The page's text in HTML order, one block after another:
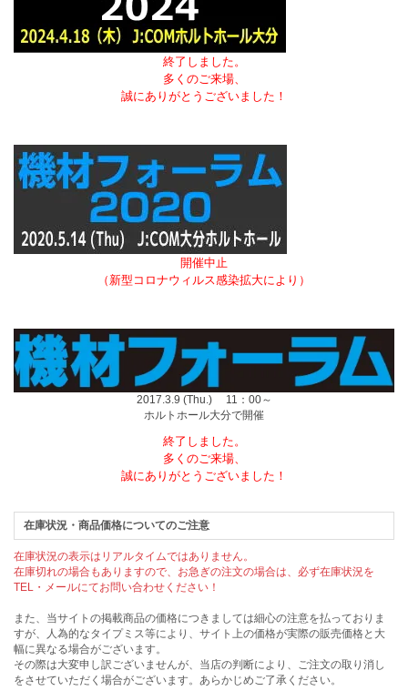
終了しました。
多くのご来場、
誠にありがとうございました！
開催中止
（新型コロナウィルス感染拡大により）
2017.3.9 (Thu.) 11：00～
ホルトホール大分で開催
終了しました。
多くのご来場、
誠にありがとうございました！
在庫状況・商品価格についてのご注意
在庫状況の表示はリアルタイムではありません。
在庫切れの場合もありますので、お急ぎの注文の場合は、必ず在庫状況を
TEL・メールにてお問い合わせください！
また、当サイトの掲載商品の価格につきましては細心の注意を払っておりま
すが、人為的なタイプミス等により、サイト上の価格が実際の販売価格と大
幅に異なる場合がございます。
その際は大変申し訳ございませんが、当店の判断により、ご注文の取り消し
をさせていただく場合がございます。あらかじめご了承ください。